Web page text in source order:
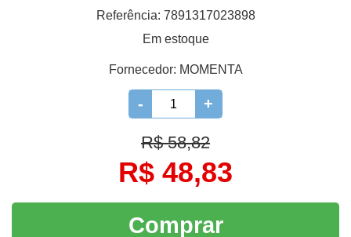
Referência: 7891317023898
Em estoque
Fornecedor: MOMENTA
- +
R$ 58,82
R$ 48,83
Comprar